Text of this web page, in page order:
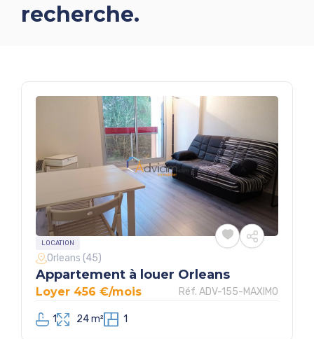
recherche.
LOCATION
Réf. ADV-155-MAXIMO
Orleans (45)
Appartement à louer Orleans
1 24 m² 1
Loyer 456 €/mois